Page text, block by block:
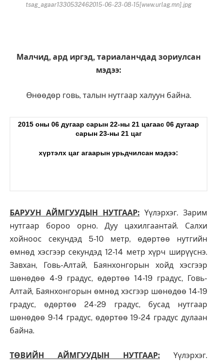
tsag_agaar1330532462015-06-23-08-15[www.urlag.mn].jpg
Малчид, ард иргэд, тариаланчдад зориулсан
мэдээ:
Өнөөдөр говь, талын нутгаар халуун байна.
2015 оны 06 дугаар сарын 22-ны 21 цагаас 06 дугаар
сарын 23-ны 21цаг
хүртэлх цаг агаарын урьдчилсан мэдээ:
БАРУУН АЙМГУУДЫН НУТГААР: Үүлэрхэг. Зарим
нутгаар бороо орно. Дуу цахилгаантай. Салхи
хойноос секундэд 5-10 метр, өдөртөө нутгийн
өмнөд хэсгээр секундэд 12-14 метр хүрч ширүүснэ.
Завхан, Говь-Алтай, Баянхонгорын хойд хэсгээр
шөнөдөө 4-9 градус, өдөртөө 14-19 градус, Говь-
Алтай, Баянхонгорын өмнөд хэсгээр шөнөдөө 14-19
градус, өдөртөө 24-29 градус, бусад нутгаар
шөнөдөө 9-14 градус, өдөртөө 19-24 градус дулаан
байна.
ТӨВИ Й Н АЙМГУУДЫН НУТГААР: Үүлэрхэг.